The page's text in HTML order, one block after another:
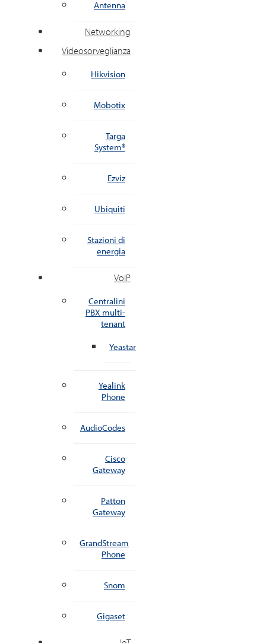
Antenna
Networking
Videosorveglianza
Hikvision
Mobotix
Targa
System®
Ezviz
Ubiquiti
Stazioni di
energia
VoIP
Centralini
PBX multi-
tenant
Yeastar
Yealink
Phone
AudioCodes
Cisco
Gateway
Patton
Gateway
GrandStream
Phone
Snom
Gigaset